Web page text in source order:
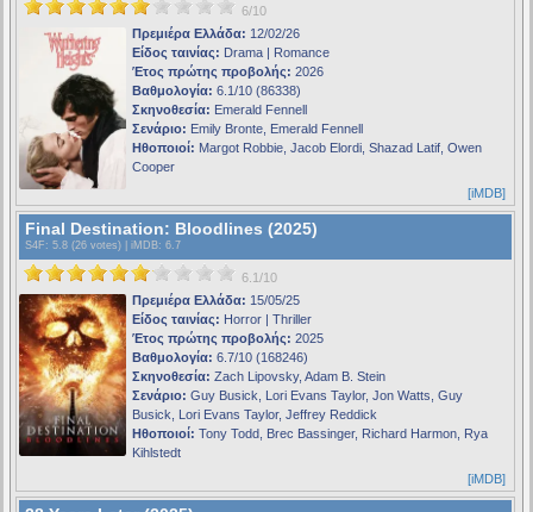
6/10
Πρεμιέρα Ελλάδα: 12/02/26
Είδος ταινίας: Drama | Romance
Έτος πρώτης προβολής: 2026
Βαθμολογία: 6.1/10 (86338)
Σκηνοθεσία: Emerald Fennell
Σενάριο: Emily Bronte, Emerald Fennell
Ηθοποιοί: Margot Robbie, Jacob Elordi, Shazad Latif, Owen
Cooper
[iMDB]
Final Destination: Bloodlines (2025)
S4F : 5.8 (26 votes) | iMDB: 6.7
6.1/10
Πρεμιέρα Ελλάδα: 15/05/25
Είδος ταινίας: Horror | Thriller
Έτος πρώτης προβολής: 2025
Βαθμολογία: 6.7/10 (168246)
Σκηνοθεσία: Zach Lipovsky, Adam B. Stein
Σενάριο: Guy Busick, Lori Evans Taylor, Jon Watts, Guy
Busick, Lori Evans Taylor, Jeffrey Reddick
Ηθοποιοί: Tony Todd, Brec Bassinger, Richard Harmon, Rya
Kihlstedt
[iMDB]